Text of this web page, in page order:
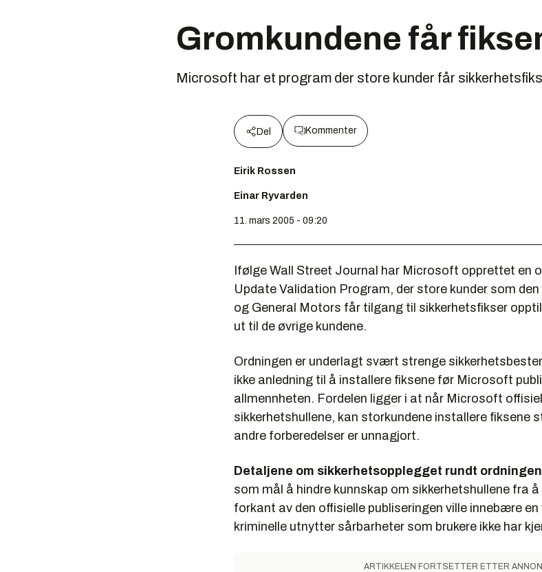
Gromkundene får
Microsoft har et program der store kunder får
Del Kommenter
Eirik Rossen
Einar Ryvarden
11. mars 2005 - 09:20
Ifølge Wall Street Journal har Microsoft opprettet en
Update Validation Program, der store kunder som
og General Motors får tilgang til sikkerhetsfikser
ut til de øvrige kundene.
Ordningen er underlagt svært strenge
ikke anledning til å installere fiksene før Microsoft
allmennheten. Fordelen ligger i at når Microsoft
sikkerhetshullene, kan storkundene installere fiksene
andre forberedelser er unnagjort.
Detaljene om sikkerhetsopplegget rundt
som mål å hindre kunnskap om sikkerhetshullene fra å
forkant av den offisielle publiseringen ville innebære
kriminelle utnytter sårbarheter som brukere ikke har
ARTIKKELEN FORTSETTER ETTER